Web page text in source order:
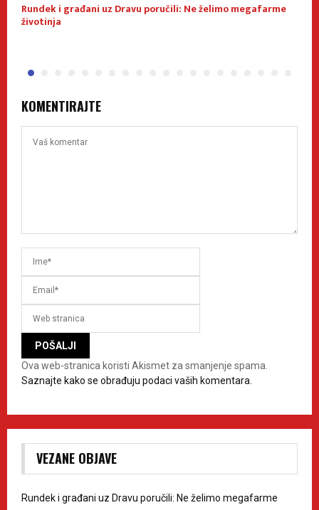
Rundek i građani uz Dravu poručili: Ne želimo megafarme
životinja
KOMENTIRAJTE
Ova web-stranica koristi Akismet za smanjenje spama.
Saznajte kako se obrađuju podaci vaših komentara.
VEZANE OBJAVE
Rundek i građani uz Dravu poručili: Ne želimo megafarme